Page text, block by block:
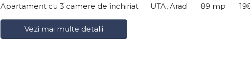
Apartament cu 3 camere de închiriat UTA, Arad 89 mp
Vezi mai multe detalii